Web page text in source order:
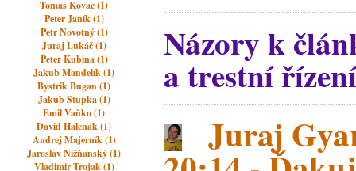
Tomas Kovac (1)
Peter Janík (1)
Petr Novotný (1)
Juraj Lukáč (1)
Peter Kubina (1)
Jakub Mandelík (1)
Bystrik Bugan (1)
Jakub Stupka (1)
Emil Vaňko (1)
David Halenák (1)
Andrej Majerník (1)
Jaroslav Nižňanský (1)
Vladimir Trojak (1)
Názory k
a trestní
Juraj